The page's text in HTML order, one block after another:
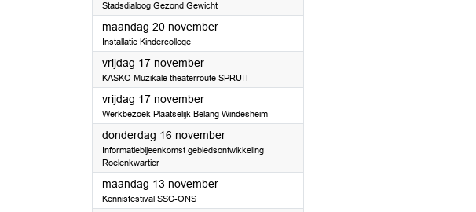
Stadsdialoog Gezond Gewicht
maandag 20 november2023
Installatie Kindercollege
vrijdag 17 november2023
KASKO Muzikale theaterroute SPRUIT
vrijdag 17 november2023
Werkbezoek Plaatselijk Belang Windesheim
donderdag 16 november2023
Informatiebijeenkomst gebiedsontwikkeling
Roelenkwartier
maandag 13 november2023
Kennisfestival SSC-ONS